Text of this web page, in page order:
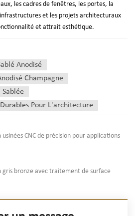
les cadres de fenêtres, les portes, la
et les projets architecturaux
et attrait esthétique.
Anodisé
Champagne
Pour L'architecture
CNC de précision pour applications
gris bronze avec traitement de surface